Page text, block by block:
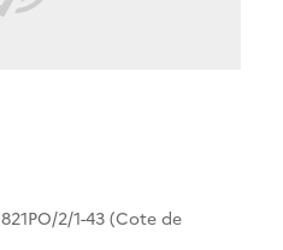
821PO/2/1-43 (Cote de